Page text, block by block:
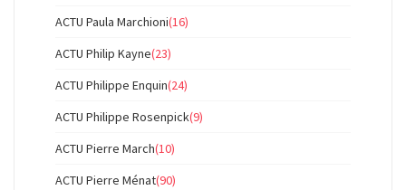
ACTU Paula Marchioni(16)
ACTU Philip Kayne(23)
ACTU Philippe Enquin(24)
ACTU Philippe Rosenpick(9)
ACTU Pierre March(10)
ACTU Pierre Ménat(90)